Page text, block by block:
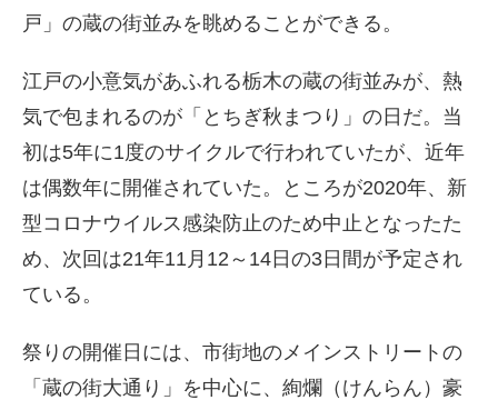
戸」の蔵の街並みを眺めることができる。
江戸の小意気があふれる栃木の蔵の街並みが、熱
気で包まれるのが「とちぎ秋まつり」の日だ。当
初は5年に1度のサイクルで行われていたが、近年
は偶数年に開催されていた。ところが2020年、新
型コロナウイルス感染防止のため中止となったた
め、次回は21年11月12～14日の3日間が予定され
ている。
祭りの開催日には、市街地のメインストリートの
「蔵の街大通り」を中心に、絢爛（けんらん）豪